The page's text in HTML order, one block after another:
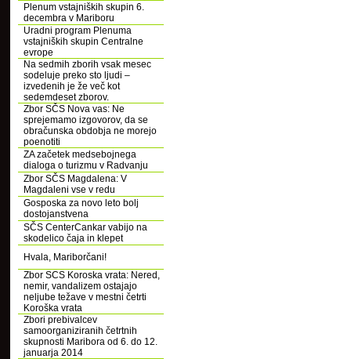
Plenum vstajniških skupin 6.
decembra v Mariboru
Uradni program Plenuma
vstajniških skupin Centralne
evrope
Na sedmih zborih vsak mesec
sodeluje preko sto ljudi –
izvedenih je že več kot
sedemdeset zborov.
Zbor SČS Nova vas: Ne
sprejemamo izgovorov, da se
obračunska obdobja ne morejo
poenotiti
ZA začetek medsebojnega
dialoga o turizmu v Radvanju
Zbor SČS Magdalena: V
Magdaleni vse v redu
Gosposka za novo leto bolj
dostojanstvena
SČS CenterCankar vabijo na
skodelico čaja in klepet
Hvala, Mariborčani!
Zbor SCS Koroska vrata: Nered,
nemir, vandalizem ostajajo
neljube težave v mestni četrti
Koroška vrata
Zbori prebivalcev
samoorganiziranih četrtnih
skupnosti Maribora od 6. do 12.
januarja 2014